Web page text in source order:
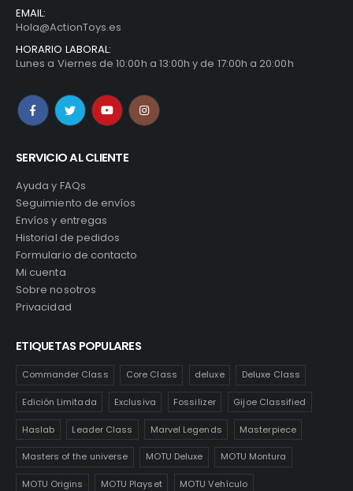
EMAIL:
Hola@ActionToys.es
HORARIO LABORAL:
Lunes a Viernes de 10:00h a 13:00h y de 17:00h a 20:00h
SERVICIO AL CLIENTE
Ayuda y FAQs
Seguimiento de envíos
Envíos y entregas
Historial de pedidos
Formulario de contacto
Mi cuenta
Sobre nosotros
Privacidad
ETIQUETAS POPULARES
Commander Class Core Class deluxe Deluxe Class
Edición Limitada Exclusiva Fossilizer Gijoe Classified
Haslab Leader Class Marvel Legends Masterpiece
Masters of the universe MOTU Deluxe MOTU Montura
MOTU Origins MOTU Playset MOTU Vehículo